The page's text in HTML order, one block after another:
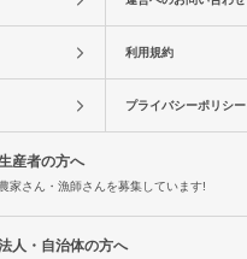
利用規約
プライバシーポリシー
産者の方へ
農家さん・漁師さんを募集しています!
人・自治体の方へ